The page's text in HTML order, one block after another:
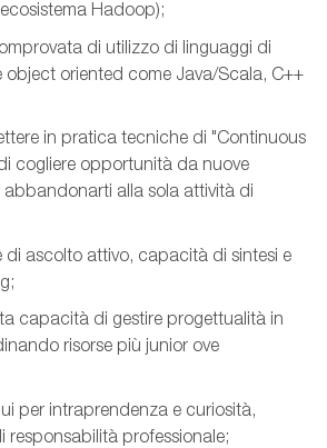
Hadoop);
di utilizzo di linguaggi di
object oriented come Java/Scala, C++
in pratica tecniche di "Continuous
cogliere opportunità da nuove
alla sola attività di
di ascolto attivo, capacità di sintesi e
capacità di gestire progettualità in
risorse più junior ove
per intraprendenza e curiosità,
responsabilità professionale;